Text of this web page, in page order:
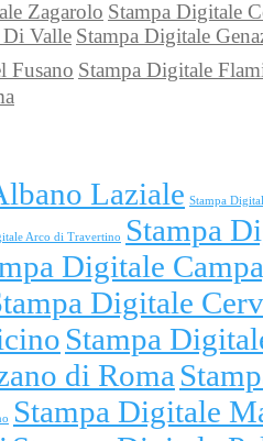
Zagarolo Stampa Digitale
Valle Stampa Digitale
Fusano Stampa Digitale
Laziale Stampa
Arco di Travertino Stampa
Digitale
Digitale
Stampa
di Roma
Stampa Digitale